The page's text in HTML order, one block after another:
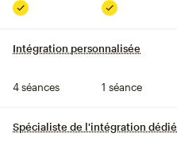
Inclus Inclus
Intégration personnalisée
4 séances 1 séance
Spécialiste de l'intégration dédié